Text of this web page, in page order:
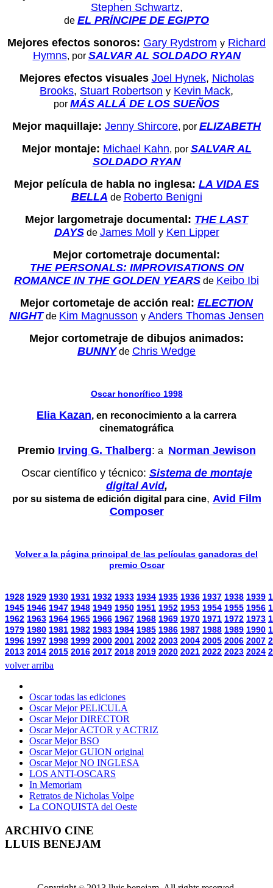
Stephen Schwartz,
de EL PRÍNCIPE DE EGIPTO
Mejores efectos sonoros: Gary Rydstrom y Richard
Hymns, por SALVAR AL SOLDADO RYAN
Mejores efectos visuales Joel Hynek, Nicholas
Brooks, Stuart Robertson y Kevin Mack,
por MÁS ALLÁ DE LOS SUEÑOS
Mejor maquillaje: Jenny Shircore, por ELIZABETH
Mejor montaje: Michael Kahn, por SALVAR AL
SOLDADO RYAN
Mejor película de habla no inglesa: LA VIDA ES
BELLA de Roberto Benigni
Mejor largometraje documental: THE LAST
DAYS de James Moll y Ken Lipper
Mejor cortometraje documental:
THE PERSONALS: IMPROVISATIONS ON
ROMANCE IN THE GOLDEN YEARS de Keibo Ibi
Mejor cortometaje de acción real: ELECTION
NIGHT de Kim Magnusson y Anders Thomas Jensen
Mejor cortometraje de dibujos animados:
BUNNY de Chris Wedge
Oscar honorífico 1998
Elia Kazan, en reconocimiento a la carrera
cinematográfica
Premio Irving G. Thalberg: a Norman Jewison
Oscar científico y técnico: Sistema de montaje
digital Avid,
por su sistema de edición digital para cine, Avid Film
Composer
Volver a la página principal de las películas ganadoras del
premio Oscar
1928 1929 1930 1931 1932 1933 1934 1935 1936 1937 1938 1939
1945 1946 1947 1948 1949 1950 1951 1952 1953 1954 1955 1956
1962 1963 1964 1965 1966 1967 1968 1969 1970 1971 1972 1973
1979 1980 1981 1982 1983 1984 1985 1986 1987 1988 1989 1990
1996 1997 1998 1999 2000 2001 2002 2003 2004 2005 2006 2007
2013 2014 2015 2016 2017 2018 2019 2020 2021 2022 2023 2024
volver arriba
Oscar todas las ediciones
Oscar Mejor PELICULA
Oscar Mejor DIRECTOR
Oscar Mejor ACTOR y ACTRIZ
Oscar Mejor BSO
Oscar Mejor GUION original
Oscar Mejor NO INGLESA
LOS ANTI-OSCARS
In Memoriam
Retratos de Nicholas Volpe
La CONQUISTA del Oeste
ARCHIVO CINE
LLUIS BENEJAM